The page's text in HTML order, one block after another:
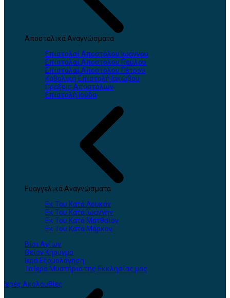
Αποστολικά Αναγνώσματα
Επιστολαί Αποστόλου Ιωάννου
Επιστολαί Αποστόλου Παύλου
Επιστολαί Αποστόλου Πέτρου
Καθολική Επιστολή Ιακώβου
Πράξεις Αποστόλων
Επιστολή Ιούδα
Ευαγγελικά Αναγνώσματα
Εκ Του Κατά Λουκάν
Εκ Του Κατά Ιωάννην
Εκ Του Κατά Ματθαίον
Εκ Του Κατά Μάρκον
Βίοι Αγίων
Θείον Κήρυγμα
Ιερά Εξομολόγηση
Τα Ιερά Μυστήρια της Εκκλησίας μας
Ιερές Ακολουθίες